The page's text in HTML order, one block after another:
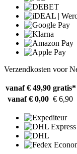
Verzendkosten voor
vanaf € 49,90 gratis*
vanaf € 0,00 € 6,90